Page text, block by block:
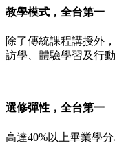
教學模式，全台第一
除了傳統課程講授外
訪學、體驗學習及行
選修彈性，全台第一
高達40%以上畢業學分